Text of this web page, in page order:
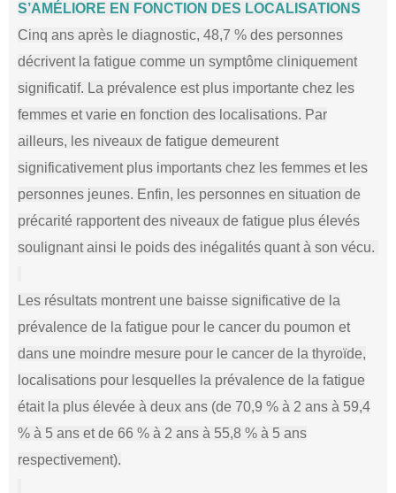
S’AMÉLIORE EN FONCTION DES LOCALISATIONS
Cinq ans après le diagnostic, 48,7 % des personnes
décrivent la fatigue comme un symptôme cliniquement
significatif. La prévalence est plus importante chez les
femmes et varie en fonction des localisations. Par
ailleurs, les niveaux de fatigue demeurent
significativement plus importants chez les femmes et les
personnes jeunes. Enfin, les personnes en situation de
précarité rapportent des niveaux de fatigue plus élevés
soulignant ainsi le poids des inégalités quant à son vécu.
Les résultats montrent une baisse significative de la
prévalence de la fatigue pour le cancer du poumon et
dans une moindre mesure pour le cancer de la thyroïde,
localisations pour lesquelles la prévalence de la fatigue
était la plus élevée à deux ans (de 70,9 % à 2 ans à 59,4
% à 5 ans et de 66 % à 2 ans à 55,8 % à 5 ans
respectivement).